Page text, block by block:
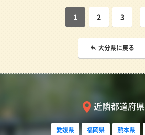
1 2 3
大分県に戻る
近隣都道府県
愛媛県 福岡県 熊本県